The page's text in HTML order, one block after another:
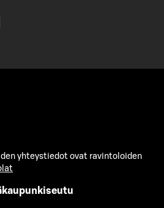
yhteystiedot ovat ravintoloiden